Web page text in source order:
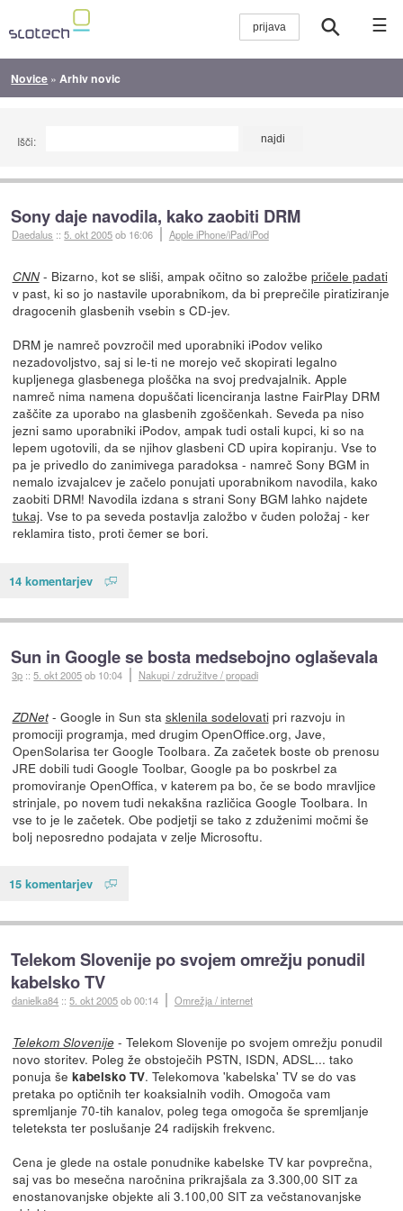
☰
Novice » Arhiv novic
Išči:
Sony daje navodila, kako zaobiti DRM
Daedalus ::5. okt 2005ob 16:06 Apple iPhone/iPad/iPod
CNN- Bizarno, kot se sliši, ampak očitno so založbe pričele padati
v past, ki so jo nastavile uporabnikom, da bi preprečile piratiziranje
dragocenih glasbenih vsebin s CD-jev.
DRM je namreč povzročil med uporabniki iPodov veliko
nezadovoljstvo, saj si le-ti ne morejo več skopirati legalno
kupljenega glasbenega ploščka na svoj predvajalnik. Apple
namreč nima namena dopuščati licenciranja lastne FairPlay DRM
zaščite za uporabo na glasbenih zgoščenkah. Seveda pa niso
jezni samo uporabniki iPodov, ampak tudi ostali kupci, ki so na
lepem ugotovili, da se njihov glasbeni CD upira kopiranju. Vse to
pa je privedlo do zanimivega paradoksa - namreč Sony BGM in
nemalo izvajalcev je začelo ponujati uporabnikom navodila, kako
zaobiti DRM! Navodila izdana s strani Sony BGM lahko najdete
tukaj. Vse to pa seveda postavlja založbo v čuden položaj - ker
reklamira tisto, proti čemer se bori.
14 komentarjev
Sun in Google se bosta medsebojno oglaševala
3p ::5. okt 2005ob 10:04 Nakupi / združitve / propadi
ZDNet- Google in Sun sta sklenila sodelovatipri razvoju in
promociji programja, med drugim OpenOffice.org, Jave,
OpenSolarisa ter Google Toolbara. Za začetek boste ob prenosu
JRE dobili tudi Google Toolbar, Google pa bo poskrbel za
promoviranje OpenOffica, v katerem pa bo, če se bodo mravljice
strinjale, po novem tudi nekakšna različica Google Toolbara. In
vse to je le začetek. Obe podjetji se tako z zduženimi močmi še
bolj neposredno podajata v zelje Microsoftu.
15 komentarjev
Telekom Slovenije po svojem omrežju ponudil
kabelsko TV
danielka84 ::5. okt 2005ob 00:14 Omrežja / internet
Telekom Slovenije- Telekom Slovenije po svojem omrežju ponudil
novo storitev. Poleg že obstoječih PSTN, ISDN, ADSL... tako
ponuja še kabelsko TV. Telekomova 'kabelska' TV se do vas
pretaka po optičnih ter koaksialnih vodih. Omogoča vam
spremljanje 70-tih kanalov, poleg tega omogoča še spremljanje
teleteksta ter poslušanje 24 radijskih frekvenc.
Cena je glede na ostale ponudnike kabelske TV kar povprečna,
saj vas bo mesečna naročnina prikrajšala za 3.300,00 SIT za
enostanovanjske objekte ali 3.100,00 SIT za večstanovanjske